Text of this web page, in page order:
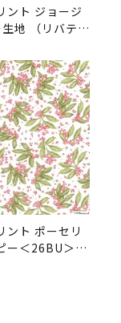
ント ジョージ
地 （リバテ
ックス）2026
ント ポーセリ
ー＜26BU＞生
・ファブリッ